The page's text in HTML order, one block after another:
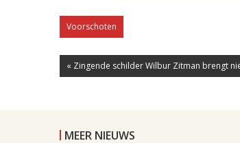
Voorschoten
« Zingende schilder Wilbur Zitman brengt
MEER NIEUWS